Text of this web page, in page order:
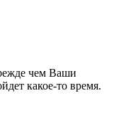
чем Ваши
какое-то время.